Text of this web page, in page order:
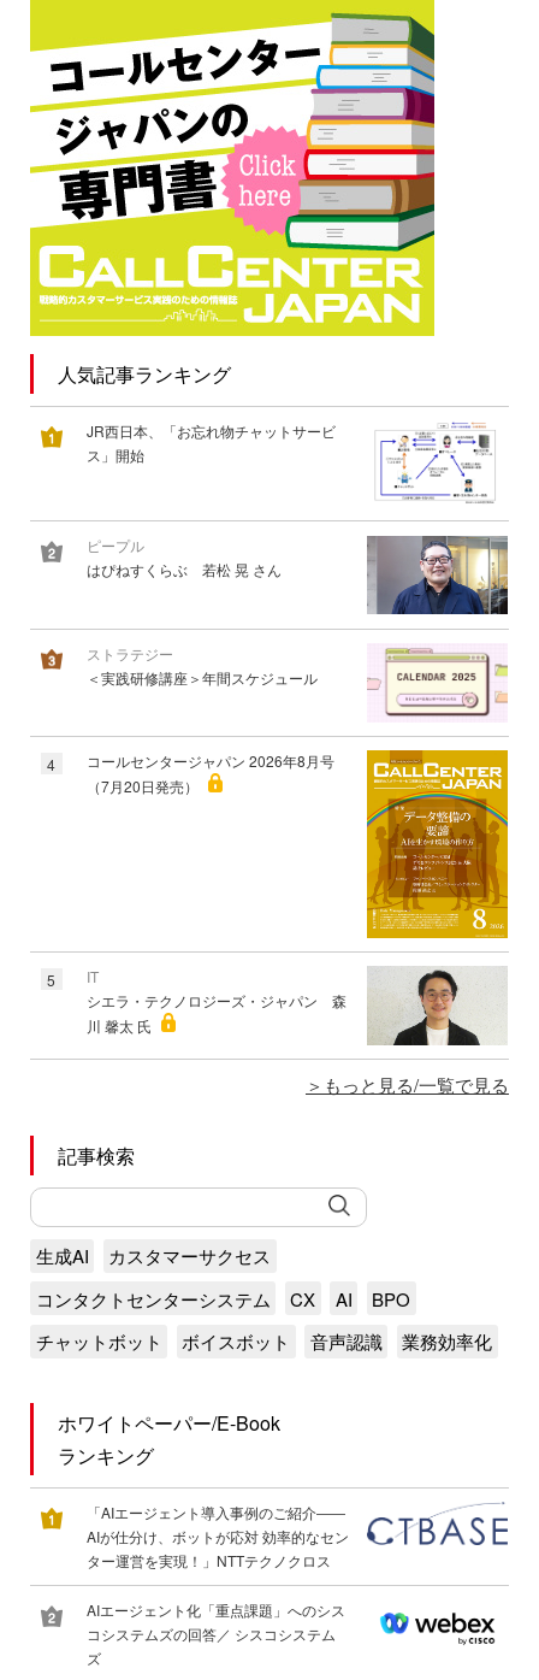
人気記事ランキング
JR西日本、「お忘れ物チャットサービ
ス」開始
ピープル
はぴねすくらぶ 若松 晃 さん
ストラテジー
＜実践研修講座＞年間スケジュール
4
コールセンタージャパン 2026年8月号
（7月20日発売）
5
IT
シエラ・テクノロジーズ・ジャパン 森
川 馨太 氏
もっと見る/一覧で見る
記事検索
生成AI
カスタマーサクセス
コンタクトセンターシステム
CX AI
BPO
チャットボット
ボイスボット 音声認識 業務効率化
ホワイトペーパー/E-Book
ランキング
「AIエージェント導入事例のご紹介――
AIが仕分け、ボットが応対 効率的なセン
ター運営を実現！」NTTテクノクロス
AIエージェント化「重点課題」へのシス
コシステムズの回答／ シスコシステム
ズ